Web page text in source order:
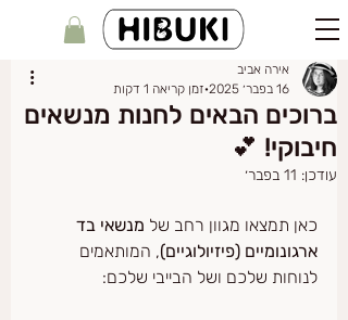
ברוכים הבאים לחנות מנשאים
חיבוקי! 💕
אירה אביב
16 בפבר׳ 2025
זמן קריאה 1 דקות
עודכן: 11 בפבר׳
כאן תמצאו מגוון רחב של מנשאי בד
ארגונומיים (פיזיולוגיים), המותאמים
לנוחות שלכם ושל הבייבי שלכם: